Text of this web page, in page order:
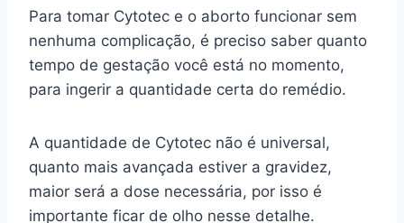
Para tomar Cytotec e o aborto funcionar sem
nenhuma complicação, é preciso saber quanto
tempo de gestação você está no momento,
para ingerir a quantidade certa do remédio.
A quantidade de Cytotec não é universal,
quanto mais avançada estiver a gravidez,
maior será a dose necessária, por isso é
importante ficar de olho nesse detalhe.